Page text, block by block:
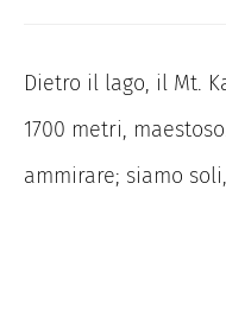
Dietro il lago, il Mt.
1700 metri,
ammirare; siamo